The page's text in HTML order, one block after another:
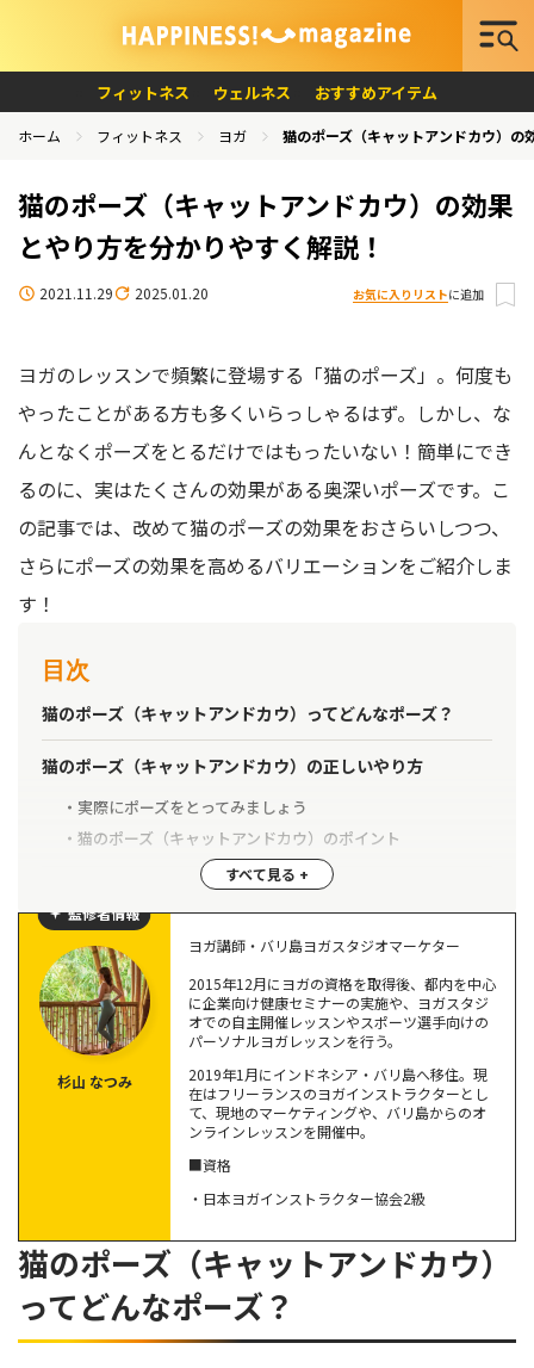
フィットネス ウェルネス おすすめアイテム
ホーム フィットネス ヨガ 猫のポーズ（キャットアンドカウ）の
猫のポーズ（キャットアンドカウ）の効果
とやり方を分かりやすく解説！
2021.11.29 2025.01.20 お気に入りリストに追加
ヨガのレッスンで頻繁に登場する「猫のポーズ」。何度も
やったことがある方も多くいらっしゃるはず。しかし、な
んとなくポーズをとるだけではもったいない！簡単にでき
るのに、実はたくさんの効果がある奥深いポーズです。こ
の記事では、改めて猫のポーズの効果をおさらいしつつ、
さらにポーズの効果を高めるバリエーションをご紹介しま
す！
目次
猫のポーズ（キャットアンドカウ）ってどんなポーズ？
猫のポーズ（キャットアンドカウ）の正しいやり方
実際にポーズをとってみましょう
猫のポーズ（キャットアンドカウ）のポイント
猫のポーズ（キャットアンドカウ）の奥深い効果
猫のポーズ（キャットアンドカウ）の効果を高めるコツ
こんな猫のポーズは効果半減、直すべきポイント
主役は背骨！背骨を意識することで猫のポーズがさらに効
果的に！
猫のポーズ（キャットアンドカウ）の効果をさらに高めるバ
猫のポーズ+膝抱え
猫の伸びのポーズ
猫のねじりのポーズ
猫のバランスポーズ
奥深い猫のポーズを極めよう！
監修者情報
杉山 なつみ
ヨガ講師・バリ島ヨガスタジオマーケター
2015年12月にヨガの資格を取得後、都内を中心
に企業向け健康セミナーの実施や、ヨガスタジ
オでの自主開催レッスンやスポーツ選手向けの
パーソナルヨガレッスンを行う。
2019年1月にインドネシア・バリ島へ移住。現
在はフリーランスのヨガインストラクターとし
て、現地のマーケティングや、バリ島からのオ
ンラインレッスンを開催中。
■資格
・日本ヨガインストラクター協会2級
猫のポーズ（キャットアンドカウ）
ってどんなポーズ？